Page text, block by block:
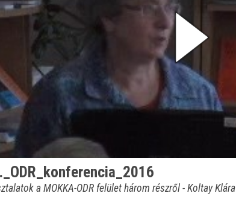
a MOKKA-ODR felület három részről - Koltay Klára